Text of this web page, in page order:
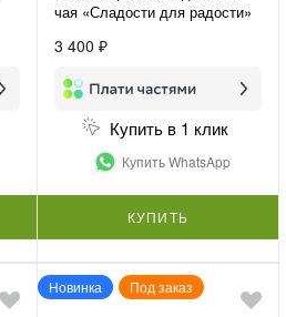
чая «Сладости для радости»
3 400 ₽
Купить в 1 клик
Купить WhatsApp
КУПИТЬ
Новинка Под заказ